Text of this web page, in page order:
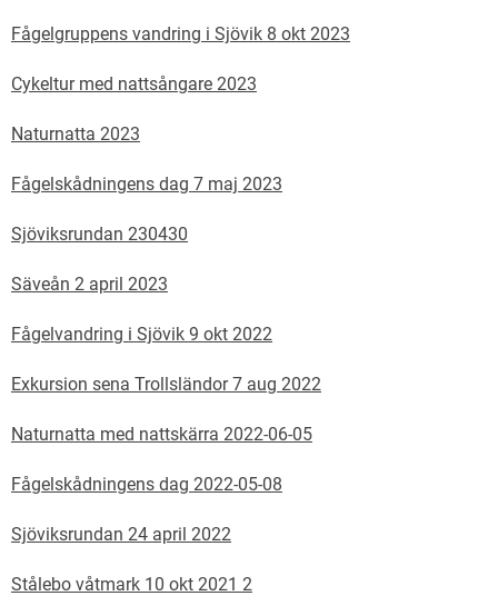
Fågelgruppens vandring i Sjövik 8 okt 2023
Cykeltur med nattsångare 2023
Naturnatta 2023
Fågelskådningens dag 7 maj 2023
Sjöviksrundan 230430
Säveån 2 april 2023
Fågelvandring i Sjövik 9 okt 2022
Exkursion sena Trollsländor 7 aug 2022
Naturnatta med nattskärra 2022-06-05
Fågelskådningens dag 2022-05-08
Sjöviksrundan 24 april 2022
Stålebo våtmark 10 okt 2021 2